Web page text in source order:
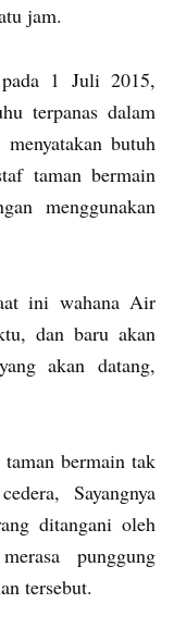
jam.
1 Juli 2015,
terpanas dalam
butuh
taman bermain
menggunakan
ini wahana Air
dan baru akan
akan datang,
bermain tak
Sayangnya
ditangani oleh
punggung
tersebut.